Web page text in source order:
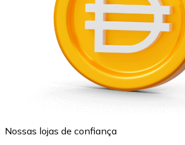
Nossas lojas de confiança